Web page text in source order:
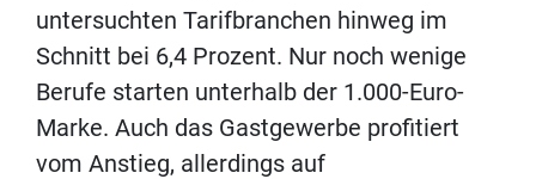
untersuchten Tarifbranchen hinweg im
Schnitt bei 6,4 Prozent. Nur noch wenige
Berufe starten unterhalb der 1.000-Euro-
Marke. Auch das Gastgewerbe profitiert
vom Anstieg, allerdings auf